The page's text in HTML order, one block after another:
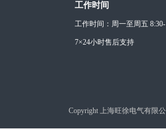
工作时间
工作时间：周一至周五 8:30-
7×24小时售后支持
Copyright 上海旺徐电气有限